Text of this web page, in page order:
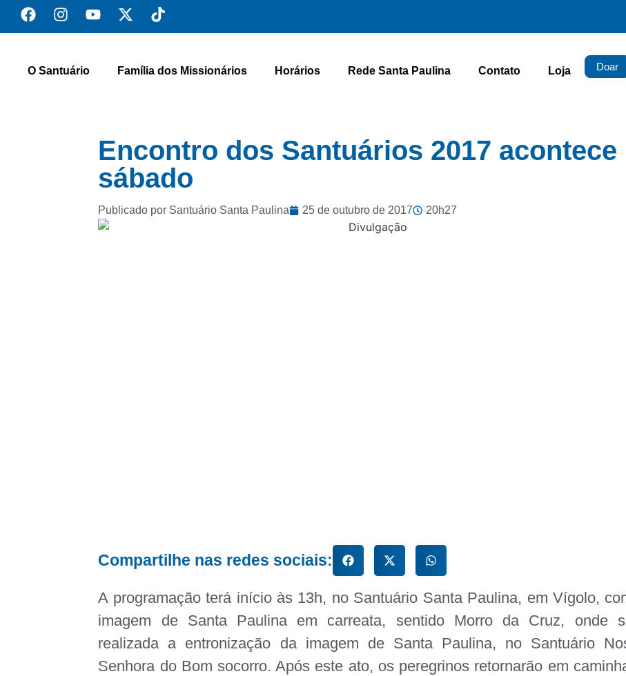
O Santuário Família dos Missionários Horários Rede Santa Paulina Contato Loja Doar
Encontro dos Santuários 2017 acontece
sábado
Publicado por Santuário Santa Paulina 25 de outubro de 2017 20h27
Compartilhe nas redes sociais:
A programação terá início às 13h, no Santuário Santa Paulina, em Vígolo,
imagem de Santa Paulina em carreata, sentido Morro da Cruz, onde
realizada a entronização da imagem de Santa Paulina, no Santuário
Senhora do Bom socorro. Após este ato, os peregrinos retornarão em